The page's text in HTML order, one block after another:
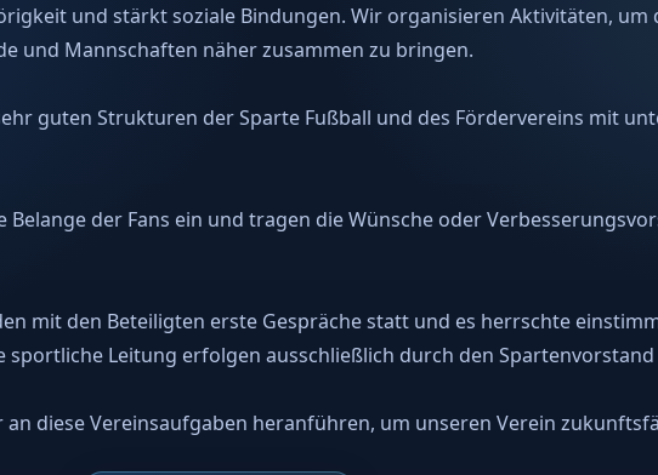
und stärkt soziale Bindungen. Wir organisieren Aktivitäten, um
und Mannschaften näher zusammen zu bringen.
guten Strukturen der Sparte Fußball und des Fördervereins mit
der Fans ein und tragen die Wünsche oder
mit den Beteiligten erste Gespräche statt und es herrschte
sportliche Leitung erfolgen ausschließlich durch den Spartenvorstand
diese Vereinsaufgaben heranführen, um unseren Verein